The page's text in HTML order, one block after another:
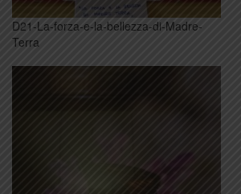
D21-La-forza-e-la-bellezza-di-Madre-
Terra